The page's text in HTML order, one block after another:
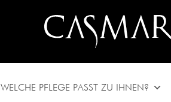
WELCHE PFLEGE PASST ZU IHNEN?